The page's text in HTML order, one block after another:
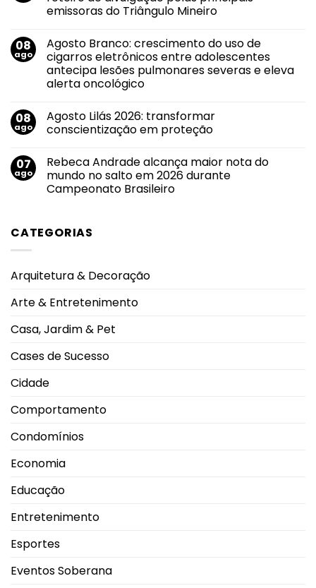
vinho
O
álcool
também
conversa
com
a
emissoras do Triângulo Mineiro
em
Novo
sucesso
de
Evandro
Jr.
em
roteiro
de
principais
emissoras
do
Triângulo
08
ago
Agosto Branco: crescimento do uso de
cigarros eletrônicos entre adolescentes
antecipa lesões pulmonares severas e eleva
alerta oncológico
em
Agosto
Branco:
uso
de
cigarros
eletrônicos
pulmonares
alerta
oncológico
08
ago
Agosto Lilás 2026: transformar
conscientização em proteção
em
Agosto
Lilás
2026:
transformar
07
ago
Rebeca Andrade alcança maior nota do
mundo no salto em 2026 durante
Campeonato Brasileiro
Rebeca
Andrade
do
salto
durante
Brasileiro
CATEGORIAS
Arquitetura & Decoração
Arte & Entretenimento
Casa, Jardim & Pet
Cases de Sucesso
Cidade
Comportamento
Condomínios
Economia
Educação
Entretenimento
Esportes
Eventos Soberana